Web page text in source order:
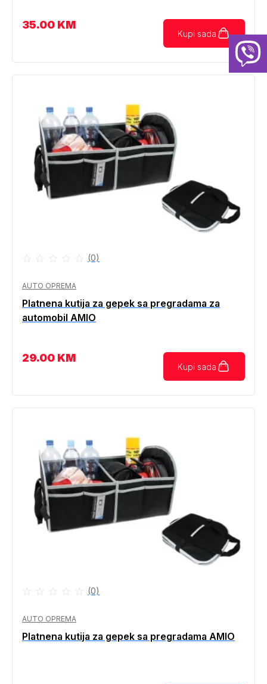
35.00 KM
Kupi sada
(0)
AUTO OPREMA
Platnena kutija za gepek sa pregradama za
automobil AMIO
29.00 KM
Kupi sada
(0)
AUTO OPREMA
Platnena kutija za gepek sa pregradama AMIO